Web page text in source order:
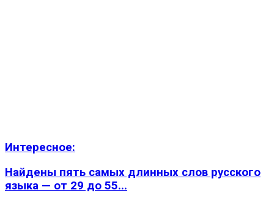
Интересное:
Найдены пять самых длинных слов русского
языка — от 29 до 55...